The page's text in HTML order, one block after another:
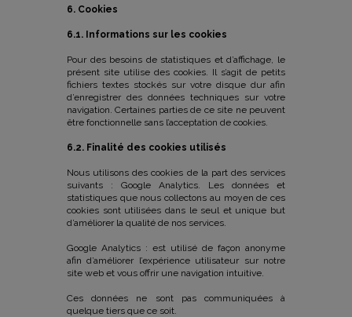
6. Cookies
6.1. Informations sur les cookies
Pour des besoins de statistiques et d’affichage, le
présent site utilise des cookies. Il s’agit de petits
fichiers textes stockés sur votre disque dur afin
d’enregistrer des données techniques sur votre
navigation. Certaines parties de ce site ne peuvent
être fonctionnelle sans l’acceptation de cookies.
6.2. Finalité des cookies utilisés
Nous utilisons des cookies de la part des services
suivants : Google Analytics. Les données et
statistiques que nous collectons au moyen de ces
cookies sont utilisées dans le seul et unique but
d’améliorer la qualité de nos services.
Google Analytics : est utilisé de façon anonyme
afin d’améliorer l’expérience utilisateur sur notre
site web et vous offrir une navigation intuitive.
Ces données ne sont pas communiquées à
quelque tiers que ce soit.